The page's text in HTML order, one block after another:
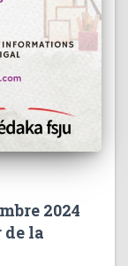
2024
de la